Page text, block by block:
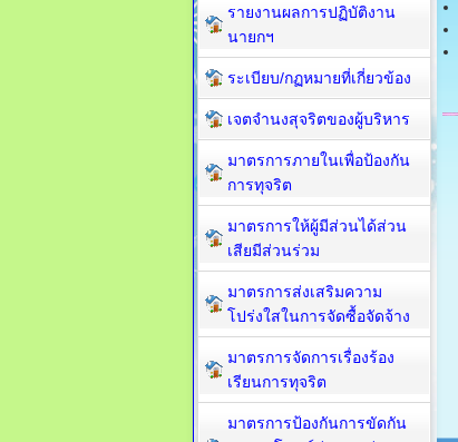
รายงานผลการปฏิบัติงาน
นายกฯ
ระเบียบ/กฏหมายที่เกี่ยวข้อง
เจตจำนงสุจริตของผู้บริหาร
มาตรการภายในเพื่อป้องกัน
การทุจริต​
มาตรการให้ผู้มีส่วนได้ส่วน
เสียมีส่วนร่วม
มาตรการส่งเสริมความ
โปร่งใสในการจัดซื้อจัดจ้าง
มาตรการจัดการเรื่องร้อง
เรียนการทุจริต
มาตรการป้องกันการขัดกัน